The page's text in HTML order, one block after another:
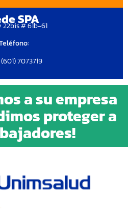
SPA
22bis # 61b-61
7073719
a su empresa
proteger a